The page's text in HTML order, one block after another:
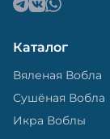
Каталог
Вяленая Вобла
Сушёная Вобла
Икра Воблы